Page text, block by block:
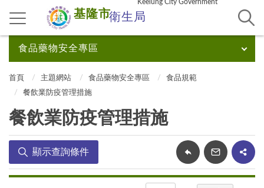
基隆市衛生局
Keelung City Government
食品藥物安全專區
首頁 主題網站 食品藥物安全專區
食品規範
餐飲業防疫管理措施
餐飲業防疫管理措施
顯示查詢條件